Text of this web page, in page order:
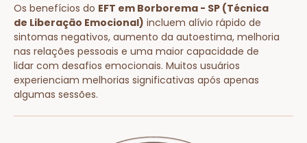
Os benefícios do EFT em Borborema - SP (Técnica
de Liberação Emocional) incluem alívio rápido de
sintomas negativos, aumento da autoestima, melhoria
nas relações pessoais e uma maior capacidade de
lidar com desafios emocionais. Muitos usuários
experienciam melhorias significativas após apenas
algumas sessões.